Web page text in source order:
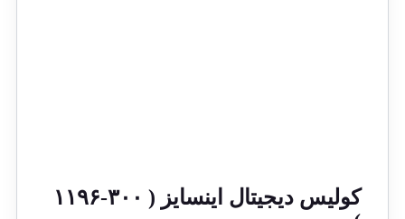
کولیس دیجیتال اینسایز ( ۳۰۰-۱۱۹۶